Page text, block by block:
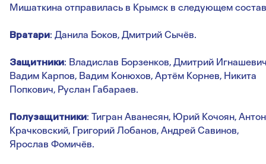
Мишаткина отправилась в Крымск в следующем
Вратари: Данила Боков, Дмитрий Сычёв.
Защитники: Владислав Борзенков, Дмитрий
Вадим Карпов, Вадим Конюхов, Артём Корнев, Никита
Попкович, Руслан Габараев.
Полузащитники: Тигран Аванесян, Юрий Кочоян, Антон
Крачковский, Григорий Лобанов, Андрей Савинов,
Ярослав Фомичёв.